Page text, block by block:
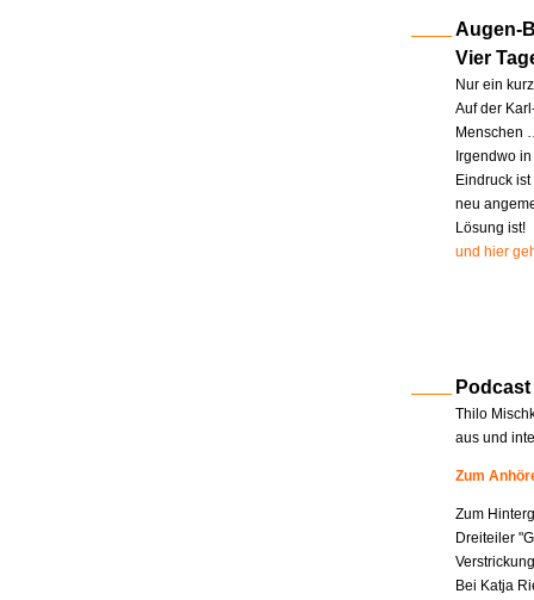
Augen-
Vier
Nur ein
Auf der
Menschen
Irgendwo
Eindruck
neu
Lösung ist!
und hier
Podcast
Thilo
aus und
Zum
Zum
Dreiteiler
Bei Katja